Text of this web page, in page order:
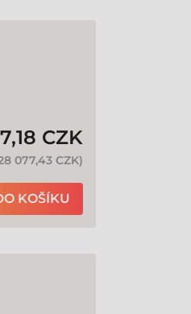
CZK
077,43 CZK)
KOŠÍKU